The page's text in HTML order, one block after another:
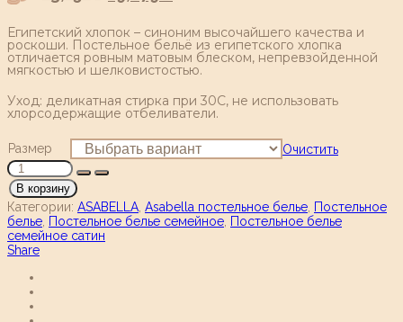
Египетский хлопок – синоним высочайшего качества и
роскоши. Постельное бельё из египетского хлопка
отличается ровным матовым блеском, непревзойденной
мягкостью и шелковистостью.
Уход: деликатная стирка при 30С, не использовать
хлорсодержащие отбеливатели.
Размер Очистить
В корзину
Категории: ASABELLA Asabella постельное белье Постельное
белье Постельное белье семейное Постельное белье
семейное сатин
Share